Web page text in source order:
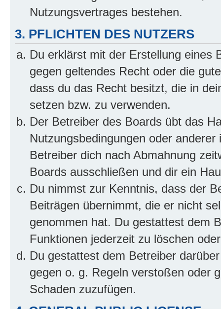
Nutzungsvertrages bestehen.
3. PFLICHTEN DES NUTZERS
Du erklärst mit der Erstellung eines
gegen geltendes Recht oder die
dass du das Recht besitzt, die in
setzen bzw. zu verwenden.
Der Betreiber des Boards übt das
Nutzungsbedingungen oder
Betreiber dich nach Abmahnung
Boards ausschließen und dir ein
Du nimmst zur Kenntnis, dass der
Beiträgen übernimmt, die er nicht
genommen hat. Du gestattest dem
Funktionen jederzeit zu löschen
Du gestattest dem Betreiber
gegen o. g. Regeln verstoßen oder
Schaden zuzufügen.